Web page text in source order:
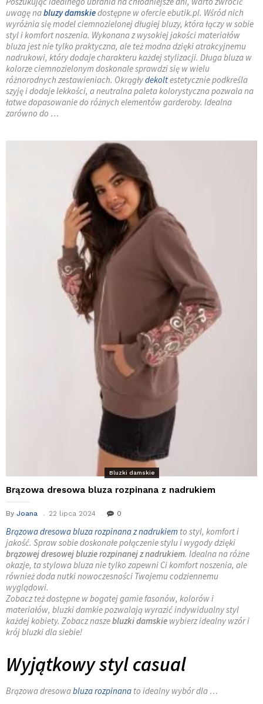
uwagę nabluzy damskiedostępne w ofercie ebutik.pl. Wśród nich
wyróżnia się model ciemnozielonej długiej bluzy, która łączy w sobie
styl i komfort noszenia. Wykonana z wysokiej jakości materiałów
bluza jest nie tylko praktyczna, ale też modna dzięki atrakcyjnemu
nadrukowi, który dodaje charakteru każdej stylizacji. Długa bluza w
kolorze ciemnozielonym doskonale sprawdzi się w wielu
różnorodnych zestawieniach. Okrągłydekoltestetycznie podkreśla
szyję i dodaje lekkości, a neutralna paleta kolorystyczna pozwala na
łatwe dopasowanie do różnych elementów garderoby. Idealna
zarówno do …
Bluzki damskie
Brązowa dresowa bluza rozpinana z nadrukiem
By Joana 22 lipca 2024 0
Brązowa dresowa bluza rozpinana z nadrukiem to styl, komfort i
jakość. Spraw sobie doskonałe połączenie stylu i wygody dzięki
brązowej dresowej bluzie rozpinanej z nadrukiem. Idealna na różne
okazje, ta stylowa bluza nie tylko zapewni Ci komfort noszenia, ale
również doda nutki nowoczesności Twojemu codziennemu
wyglądowi.
Zobacz też dostępne w bogatej gamie fasonów, kolorów i
materiałów, bluzki damkie pozwalają wyrazić indywidualny styl
każdej kobiety. Zobacz naszebluzki damskie wybierz idealny wzór i
krój bluzki dla siebie!
Wyjątkowy styl casual
Brązowa dresowabluza rozpinana to idealny wybór dla …